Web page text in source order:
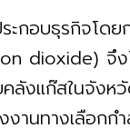
ะกอบธุรกิจโด
dioxide) จึง
ลังแก๊สในจัง
านทางเลือก